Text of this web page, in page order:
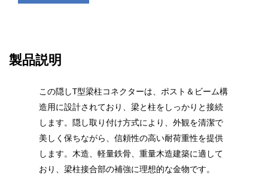
製品説明
この隠しT型梁柱コネクターは、ポスト＆ビーム構
造用に設計されており、梁と柱をしっかりと接続
します。隠し取り付け方式により、外観を清潔で
美しく保ちながら、信頼性の高い耐荷重性を提供
します。木造、軽量鉄骨、重量木造建築に適して
おり、梁柱接合部の補強に理想的な金物です。